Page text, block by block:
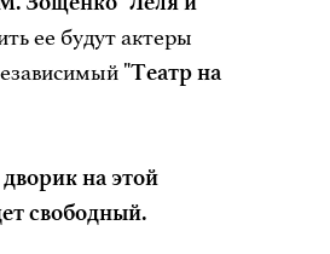
ее будут актеры
"Театр на
на этой
свободный.